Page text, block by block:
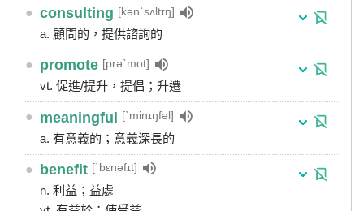
● consulting [kənˋsʌltɪŋ]
a. 顧問的，提供諮詢的
● promote [prəˋmot]
vt. 促進/提升，提倡；升遷
● meaningful [ˋminɪŋfəl]
a. 有意義的；意義深長的
● benefit [ˋbɛnəfɪt]
n. 利益；益處